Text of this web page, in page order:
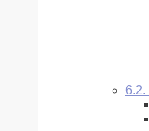
6.2.